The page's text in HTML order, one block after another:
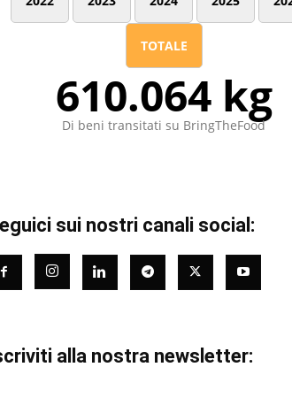
TOTALE
610.064 kg
Di beni transitati su BringTheFood
sui nostri canali social:
alla nostra newsletter: